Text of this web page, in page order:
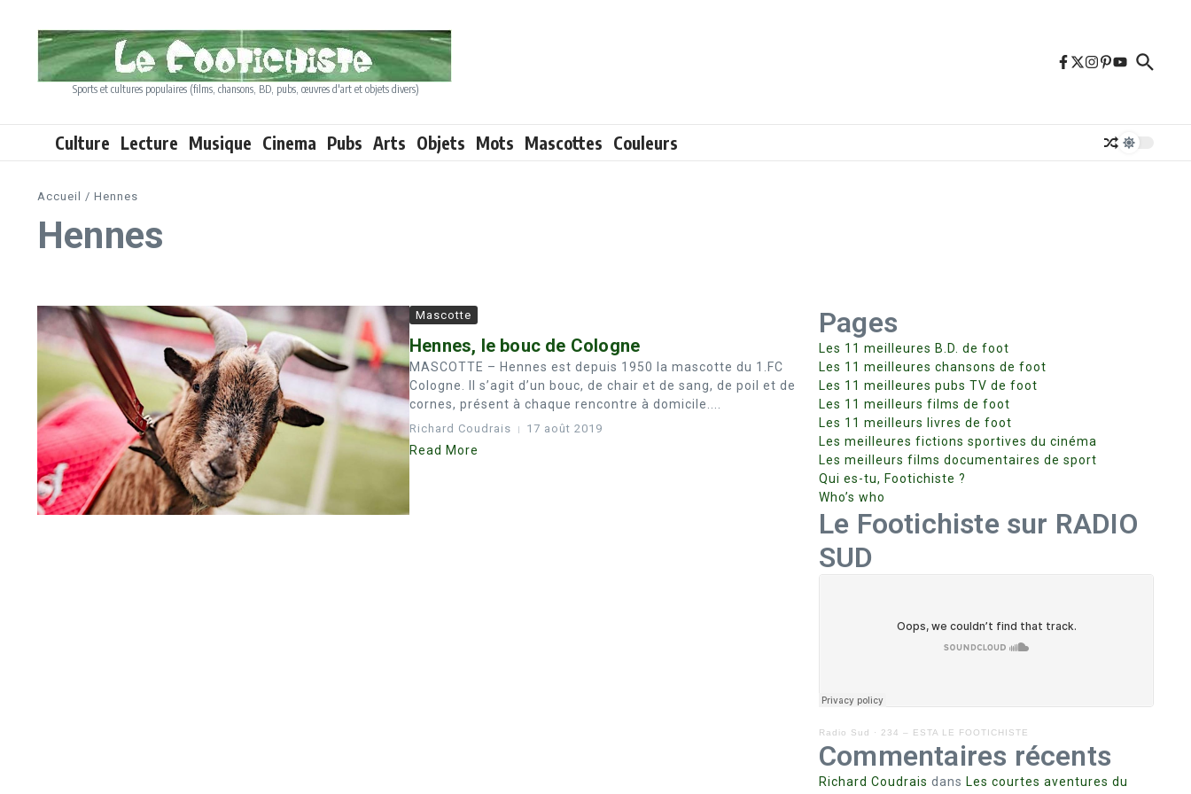
Sports et cultures populaires (films, chansons, BD, pubs, œuvres d'art et objets divers)
Culture Lecture Musique Cinema Pubs Arts Objets Mots Mascottes Couleurs
Accueil / Hennes
Hennes
Mascotte
Hennes, le bouc de Cologne
MASCOTTE – Hennes est depuis 1950 la mascotte du 1.FC
Cologne. Il s’agit d’un bouc, de chair et de sang, de poil et de
cornes, présent à chaque rencontre à domicile....
Richard Coudrais 17 août 2019
Read More
Pages
Les 11 meilleures B.D. de foot
Les 11 meilleures chansons de foot
Les 11 meilleures pubs TV de foot
Les 11 meilleurs films de foot
Les 11 meilleurs livres de foot
Les meilleures fictions sportives du cinéma
Les meilleurs films documentaires de sport
Qui es-tu, Footichiste ?
Who’s who
Le Footichiste sur RADIO
SUD
Radio Sud · 234 – ESTA LE FOOTICHISTE
Commentaires récents
Richard Coudrais dans Les courtes aventures du